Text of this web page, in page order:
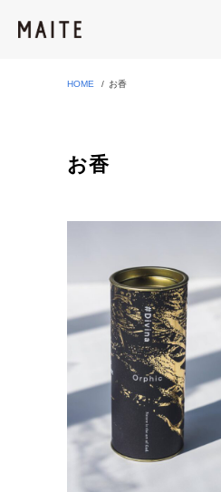
HOME お香
お香